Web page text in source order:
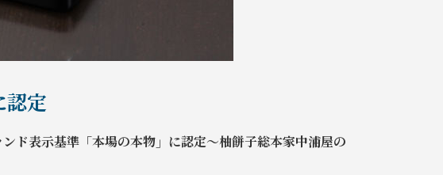
認定
ド表示基準「本場の本物」に認定～柚餅子総本家中浦屋の